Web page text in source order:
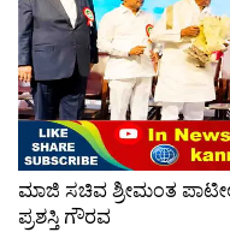
ಮಾಜಿ ಸಚಿವ ಶ್ರೀಮಂತ
ಪ್ರಶಸ್ತಿ ಗೌರವ